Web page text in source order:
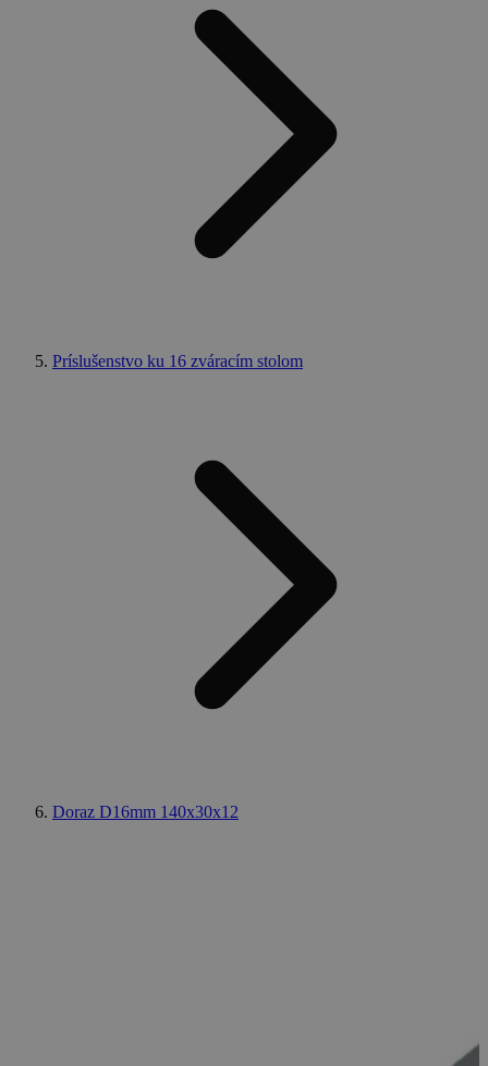
Príslušenstvo ku 16 zváracím stolom
Doraz D16mm 140x30x12